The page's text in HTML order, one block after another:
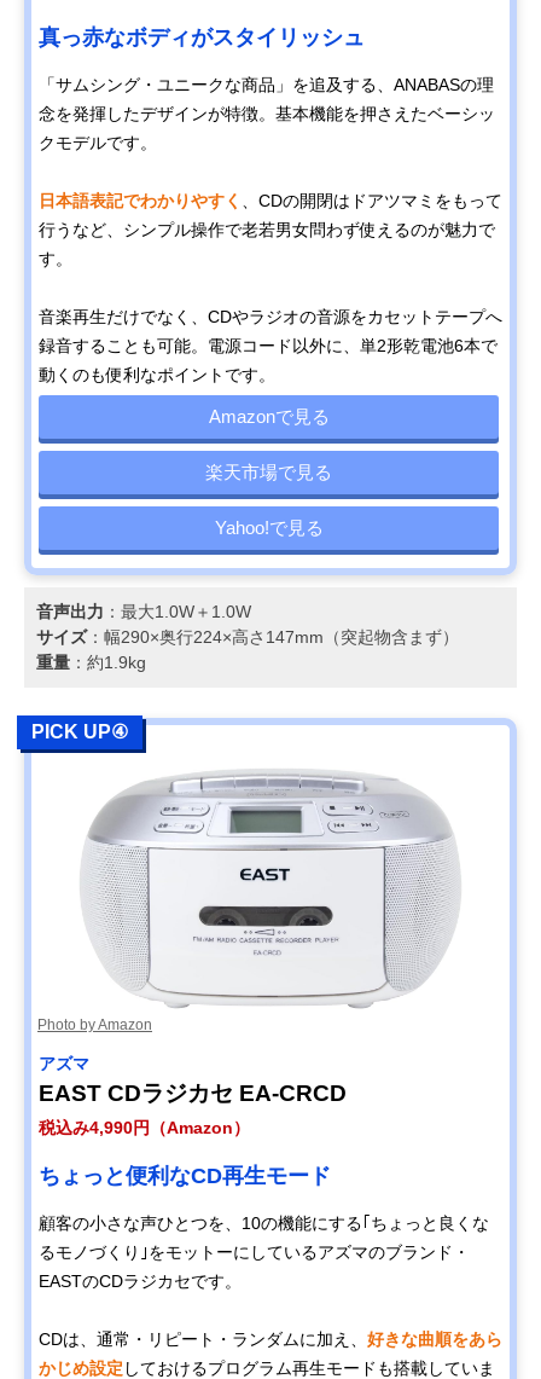
真っ赤なボディがスタイリッシュ
「サムシング・ユニークな商品」を追及する、ANABASの理
念を発揮したデザインが特徴。基本機能を押さえたベーシッ
クモデルです。
日本語表記でわかりやすく
、CDの開閉はドアツマミをもって
行うなど、シンプル操作で老若男女問わず使えるのが魅力で
す。
音楽再生だけでなく、CDやラジオの音源をカセットテープへ
録音することも可能。電源コード以外に、単2形乾電池6本で
動くのも便利なポイントです。
Amazonで見る
楽天市場で見る
Yahoo!で見る
音声出力 ：最大1.0W＋1.0W
サイズ：幅290×奥行224×高さ147mm（突起物含まず）
重量 ：約1.9kg
PICK UP④
Photo by Amazon
アズマ
EAST CDラジカセ EA-CRCD
税込み4,990円（Amazon）
ちょっと便利なCD再生モード
顧客の小さな声ひとつを、10の機能にする｢ちょっと良くな
るモノづくり｣をモットーにしているアズマのブランド・
EASTのCDラジカセです。
CDは、通常・リピート・ランダムに加え、 好きな曲順をあら
かじめ設定 しておけるプログラム再生モードも搭載していま